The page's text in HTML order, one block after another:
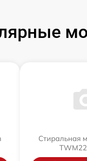
Стиральная